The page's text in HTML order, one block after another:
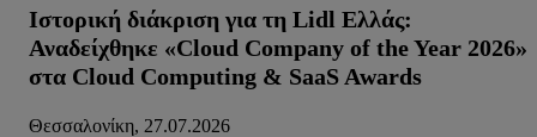
Ιστορική διάκριση για τη Lidl Ελλάς:
Αναδείχθηκε «Cloud Company of the Year 2026»
στα Cloud Computing & SaaS Awards
Θεσσαλονίκη, 27.07.2026